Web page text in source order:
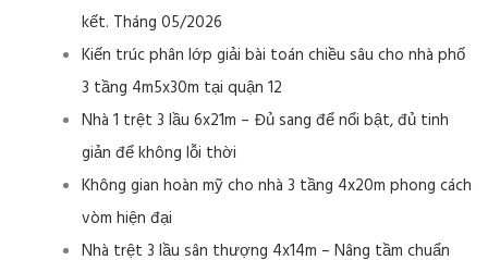
kết. Tháng 05/2026
Kiến trúc phân lớp giải bài toán chiều sâu cho nhà phố
3 tầng 4m5x30m tại quận 12
Nhà 1 trệt 3 lầu 6x21m – Đủ sang để nổi bật, đủ tinh
giản để không lỗi thời
Không gian hoàn mỹ cho nhà 3 tầng 4x20m phong cách
vòm hiện đại
Nhà trệt 3 lầu sân thượng 4x14m – Nâng tầm chuẩn